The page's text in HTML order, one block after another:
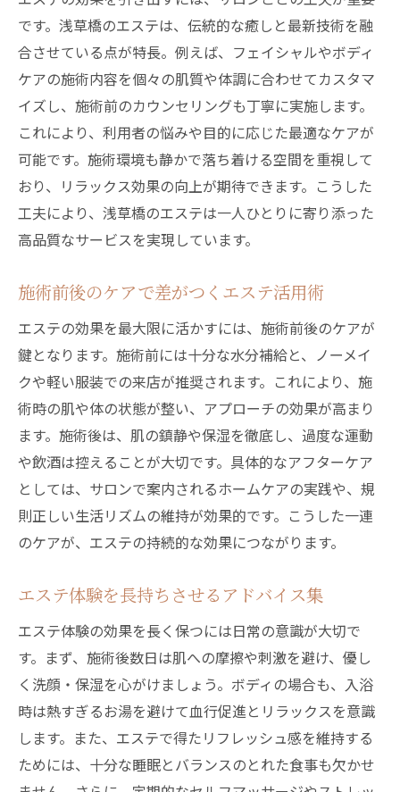
です。浅草橋のエステは、伝統的な癒しと最新技術を融
合させている点が特長。例えば、フェイシャルやボディ
ケアの施術内容を個々の肌質や体調に合わせてカスタマ
イズし、施術前のカウンセリングも丁寧に実施します。
これにより、利用者の悩みや目的に応じた最適なケアが
可能です。施術環境も静かで落ち着ける空間を重視して
おり、リラックス効果の向上が期待できます。こうした
工夫により、浅草橋のエステは一人ひとりに寄り添った
高品質なサービスを実現しています。
施術前後のケアで差がつくエステ活用術
エステの効果を最大限に活かすには、施術前後のケアが
鍵となります。施術前には十分な水分補給と、ノーメイ
クや軽い服装での来店が推奨されます。これにより、施
術時の肌や体の状態が整い、アプローチの効果が高まり
ます。施術後は、肌の鎮静や保湿を徹底し、過度な運動
や飲酒は控えることが大切です。具体的なアフターケア
としては、サロンで案内されるホームケアの実践や、規
則正しい生活リズムの維持が効果的です。こうした一連
のケアが、エステの持続的な効果につながります。
エステ体験を長持ちさせるアドバイス集
エステ体験の効果を長く保つには日常の意識が大切で
す。まず、施術後数日は肌への摩擦や刺激を避け、優し
く洗顔・保湿を心がけましょう。ボディの場合も、入浴
時は熱すぎるお湯を避けて血行促進とリラックスを意識
します。また、エステで得たリフレッシュ感を維持する
ためには、十分な睡眠とバランスのとれた食事も欠かせ